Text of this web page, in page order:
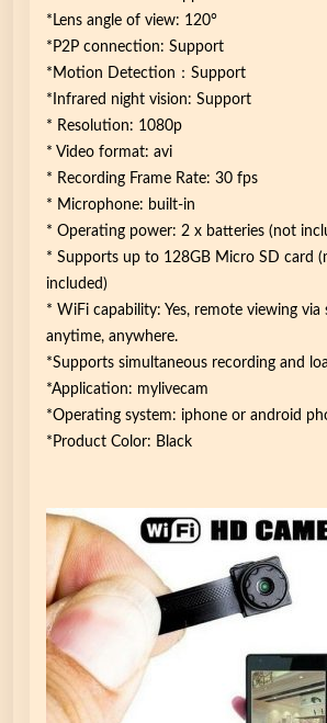
*Lens angle of view: 120°
*P2P connection: Support
*Motion Detection：Support
*Infrared night vision: Support
* Resolution: 1080p
* Video format: avi
* Recording Frame Rate: 30 fps
* Microphone: built-in
* Operating power: 2 x batteries (not
* Supports up to 128GB Micro SD card
included)
* WiFi capability: Yes, remote viewing via
anytime, anywhere.
*Supports simultaneous recording and
*Application: mylivecam
*Operating system: iphone or android
*Product Color: Black